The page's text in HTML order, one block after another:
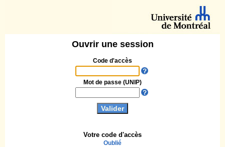
Ouvrir une session
Code d'accès
Votre code d'accès
Oublié
Mot de passe (UNIP)